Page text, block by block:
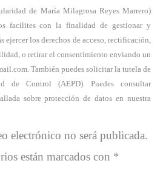
de María Milagrosa Reyes Marrero)
facilites con la finalidad de gestionar y
ejercer los derechos de acceso, rectificación,
o retirar el consentimiento enviando un
También puedes solicitar la tutela de
de Control (AEPD). Puedes consultar
sobre protección de datos en nuestra
electrónico no será publicada.
están marcados con *